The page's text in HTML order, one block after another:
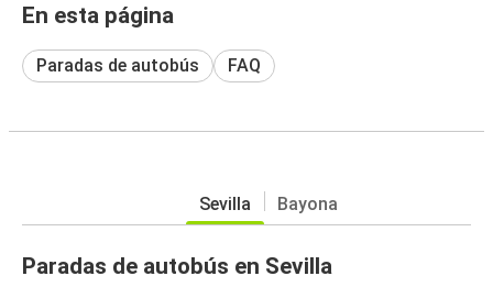
En esta página
Paradas de autobús FAQ
Sevilla Bayona
Paradas de autobús en Sevilla